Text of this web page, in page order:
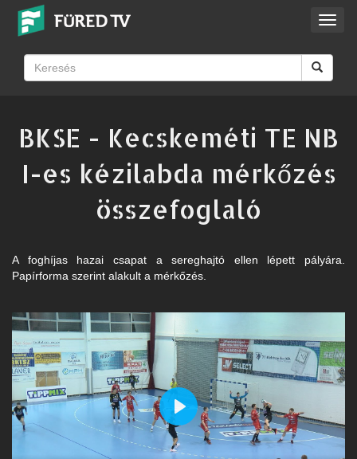
BKSE - Kecskeméti TE NB
I-es kézilabda mérkőzés
összefoglaló
A foghíjas hazai csapat a sereghajtó ellen lépett pályára.
Papírforma szerint alakult a mérkőzés.
Play